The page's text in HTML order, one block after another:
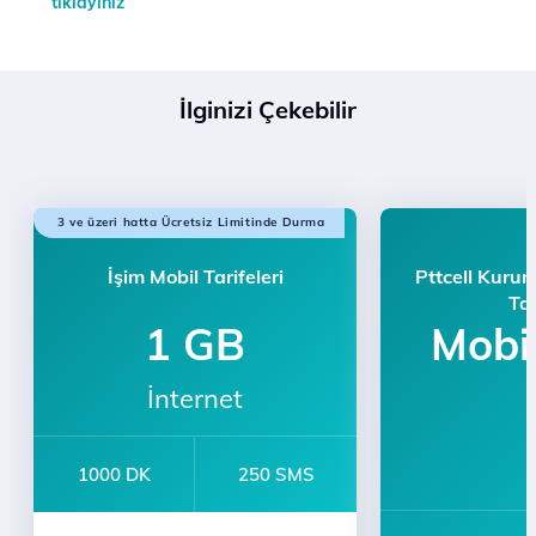
İlginizi Çekebilir
3 ve üzeri hatta Ücretsiz Limitinde Durma
İşim Mobil Tarifeleri
1 GB
İnternet
1000 DK 250 SMS
Pttcell